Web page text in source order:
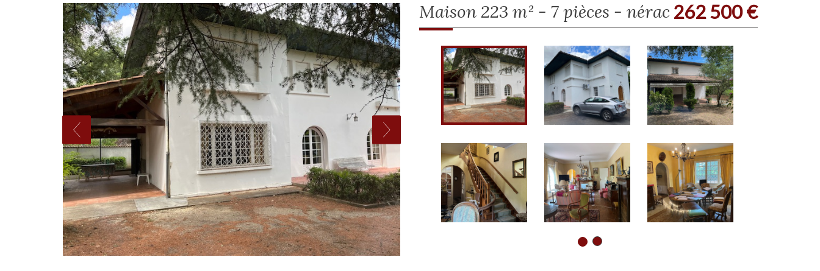
maison 223 m² - 7 pièces - nérac 262 500€